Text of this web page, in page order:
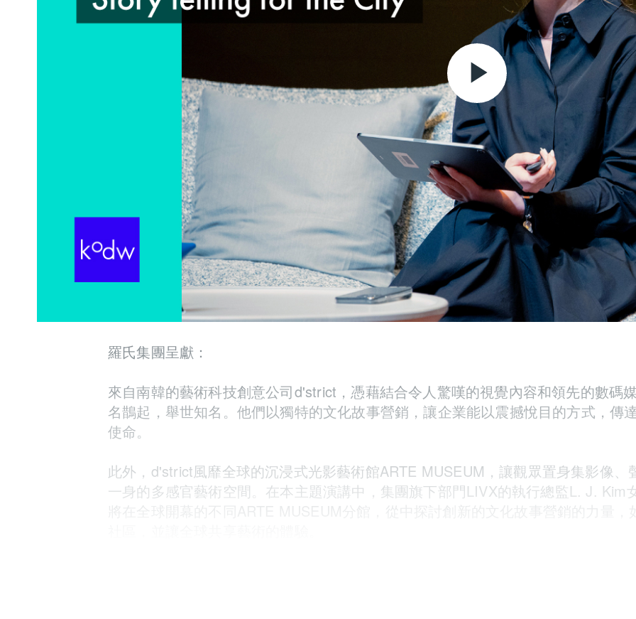
Play
Video
羅氏集團呈獻：
來自南韓的藝術科技創意公司d'strict，憑藉結合令人驚嘆的視覺內容和領先的數碼
名鵲起，舉世知名。他們以獨特的文化故事營銷，讓企業能以震撼悅目的方式，傳
使命。
此外，d'strict風靡全球的沉浸式光影藝術館ARTE MUSEUM，讓觀眾置身集影像、
一身的多感官藝術空間。在本主題演講中，集團旗下部門LIVX的執行總監L. J. Kim